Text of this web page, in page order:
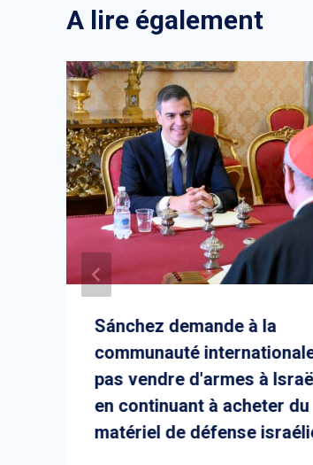
A lire également
Sánchez demande à la
communauté
pas vendre d'armes à
en continuant à acheter du
matériel de défense